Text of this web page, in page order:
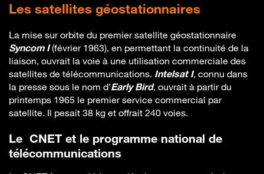
Les satellites géostationnaires
La mise sur orbite du premier satellite géostationnaire
Syncom I (février 1963), en permettant la continuité de la
liaison, ouvrait la voie à une utilisation commerciale des
satellites de télécommunications. Intelsat I, connu dans
la presse sous le nom d’Early Bird, ouvrait à partir du
printemps 1965 le premier service commercial par
satellite. Il pesait 38 kg et offrait 240 voies.
Le CNET et le programme national de
télécommunications